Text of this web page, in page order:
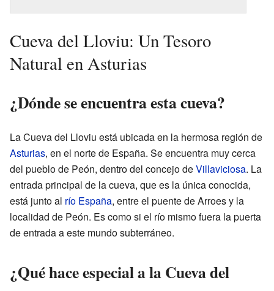
Cueva del Lloviu: Un Tesoro
Natural en Asturias
¿Dónde se encuentra esta cueva?
La Cueva del Lloviu está ubicada en la hermosa región de
Asturias, en el norte de España. Se encuentra muy cerca
del pueblo de Peón, dentro del concejo deVillaviciosa. La
entrada principal de la cueva, que es la única conocida,
está junto al río España, entre el puente de Arroes y la
localidad de Peón. Es como si el río mismo fuera la puerta
de entrada a este mundo subterráneo.
¿Qué hace especial a la Cueva del